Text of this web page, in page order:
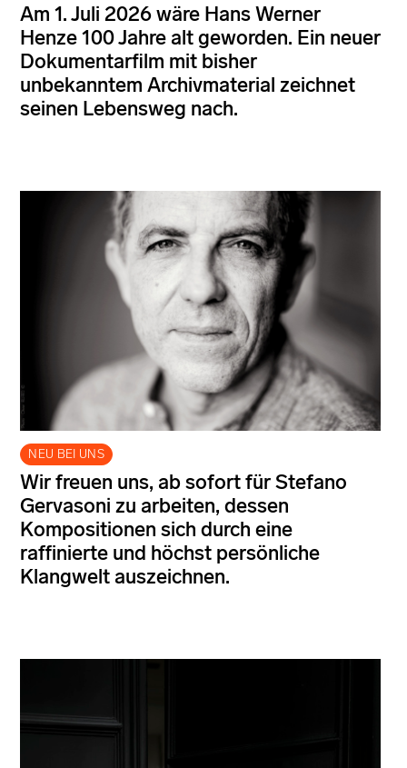
Am 1. Juli 2026 wäre Hans Werner
Henze 100 Jahre alt geworden. Ein neuer
Dokumentarfilm mit bisher
unbekanntem Archivmaterial zeichnet
seinen Lebensweg nach.
NEU BEI UNS
Wir freuen uns, ab sofort für Stefano
Gervasoni zu arbeiten, dessen
Kompositionen sich durch eine
raffinierte und höchst persönliche
Klangwelt auszeichnen.